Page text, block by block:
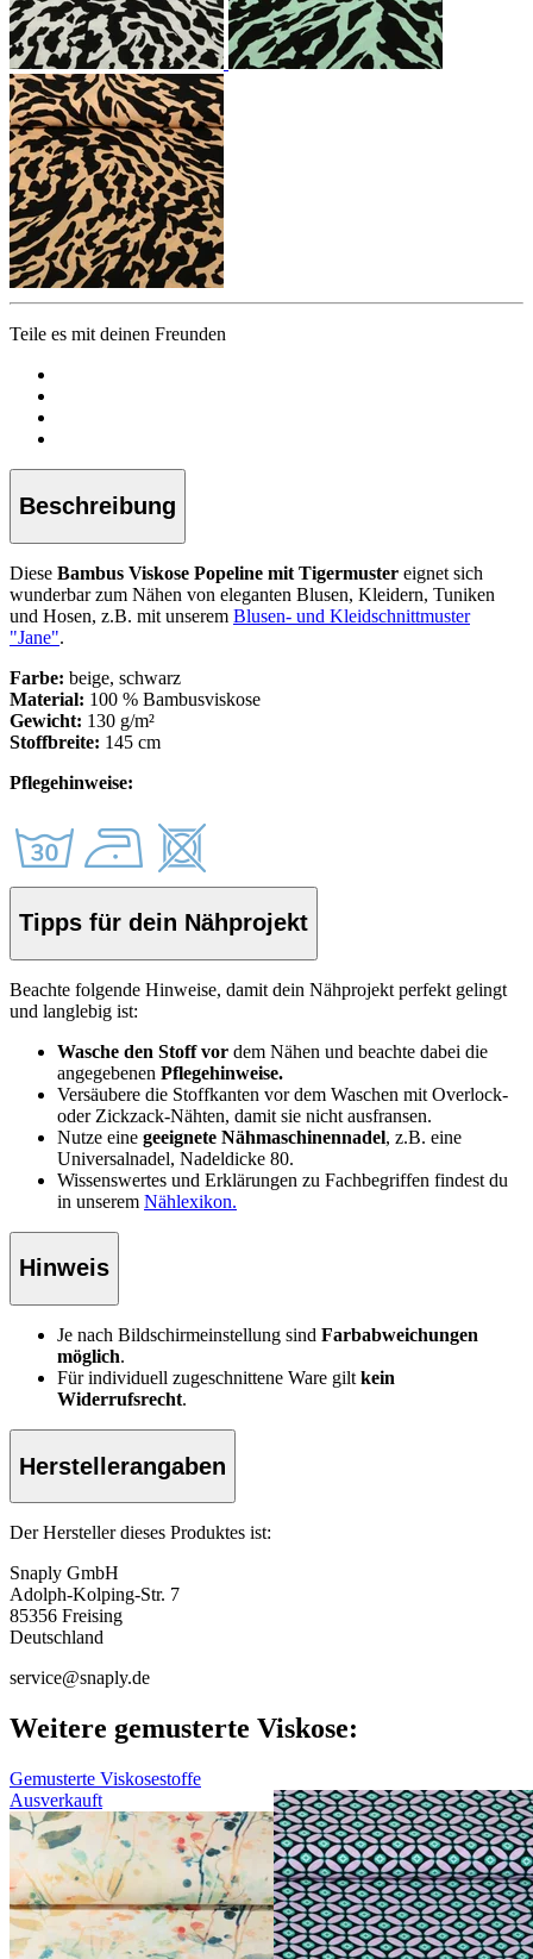
Teile es mit deinen Freunden
Beschreibung
Diese Bambus Viskose Popeline mit Tigermuster eignet sich
wunderbar zum Nähen von eleganten Blusen, Kleidern, Tuniken
und Hosen, z.B. mit unserem Blusen- und Kleidschnittmuster
"Jane".
Farbe: beige, schwarz
Material: 100 % Bambusviskose
Gewicht: 130 g/m²
Stoffbreite: 145 cm
Pflegehinweise:
Tipps für dein Nähprojekt
Beachte folgende Hinweise, damit dein Nähprojekt perfekt gelingt
und langlebig ist:
Wasche den Stoff vor dem Nähen und beachte dabei die
angegebenen Pflegehinweise.
Versäubere die Stoffkanten vor dem Waschen mit Overlock-
oder Zickzack-Nähten, damit sie nicht ausfransen.
Nutze eine geeignete Nähmaschinennadel, z.B. eine
Universalnadel, Nadeldicke 80.
Wissenswertes und Erklärungen zu Fachbegriffen findest du
in unserem Nählexikon.
Hinweis
Je nach Bildschirmeinstellung sind Farbabweichungen
möglich.
Für individuell zugeschnittene Ware gilt kein
Widerrufsrecht.
Herstellerangaben
Der Hersteller dieses Produktes ist:
Snaply GmbH
Adolph-Kolping-Str. 7
85356 Freising
Deutschland
service@snaply.de
Weitere gemusterte Viskose:
Gemusterte Viskosestoffe
Ausverkauft